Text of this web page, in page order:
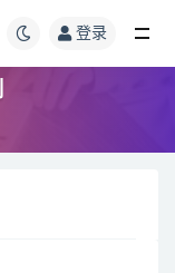
登录